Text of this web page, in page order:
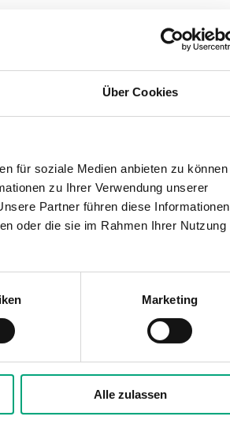
Über Cookies
für soziale Medien anbieten zu können
zu Ihrer Verwendung unserer
Partner führen diese Informationen
oder die sie im Rahmen Ihrer Nutzung
Marketing
Alle zulassen
und Display
AC 50/60Hz / 21...27 V DC), 5.0 VA